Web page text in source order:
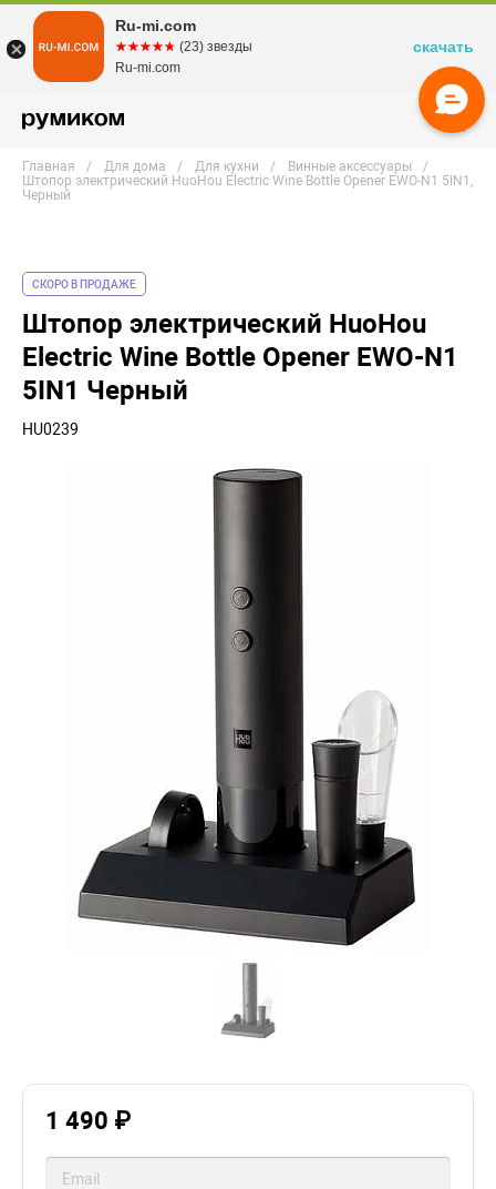
Главная Для дома Для кухни
Винные аксессуары
Штопор электрический HuoHou Electric Wine Bottle Opener EWO-N1 5IN1,
Черный
СКОРО В ПРОДАЖЕ
Штопор электрический HuoHou
Electric Wine Bottle Opener EWO-N1
5IN1 Черный
HU0239
1 490 ₽
Ru-mi.com
☆☆☆☆☆
★★★★★ (23) звезды
Ru-mi.com
скачать